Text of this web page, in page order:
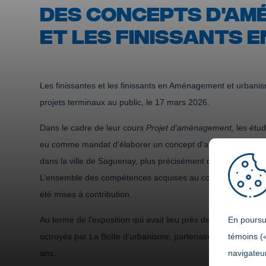
En
témoins
DES CONCEPTS
ET LES FINISSANTS
Les finissantes et les finissants en Aménagement et
projets terminaux au public, le 17 mars 2026.
Dans le cadre de leur coursProjet d’aménagement, les
eu comme mandat d'élaborer un concept d'aménagement
dans la ville de Saguenay, plus précisément dans
L’ensemble des compétences acquises au cours de leurs
été mises à contribution.
Au terme de l'exposition qui avait lieu près de la salle
octroyés par La Boîte d'urbanisme, partenaire de
ans.